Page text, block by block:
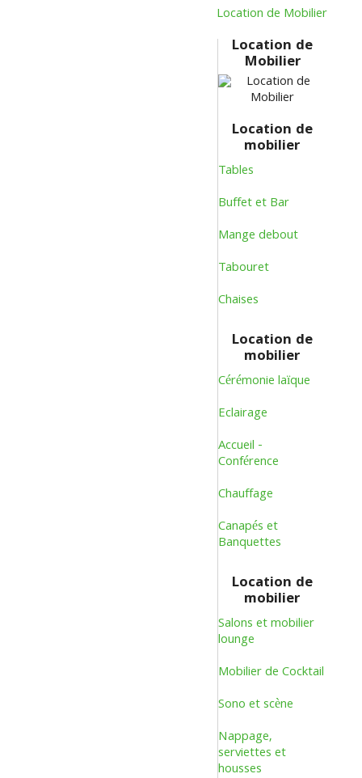
Location de Mobilier
Location de
Mobilier
Location de
mobilier
Tables
Buffet et Bar
Mange debout
Tabouret
Chaises
Location de
mobilier
Cérémonie laïque
Eclairage
Accueil -
Conférence
Chauffage
Canapés et
Banquettes
Location de
mobilier
Salons et mobilier
lounge
Mobilier de Cocktail
Sono et scène
Nappage,
serviettes et
housses